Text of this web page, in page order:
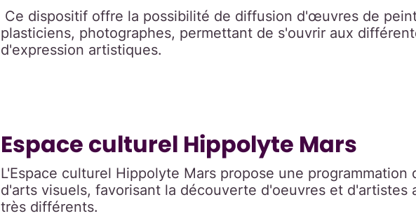
Ce dispositif offre la possibilité de diffusion d'œuvres de
plasticiens, photographes, permettant de s'ouvrir aux
d'expression artistiques.
Espace culturel Hippolyte Mars
L'Espace culturel Hippolyte Mars propose une programmation
d'arts visuels, favorisant la découverte d'oeuvres et d'artistes
très différents.